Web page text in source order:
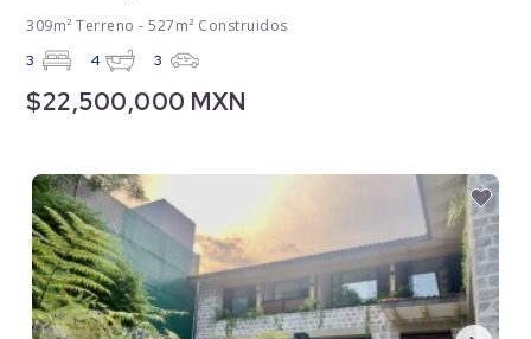
309m² Terreno - 527m² Construidos
3 4 3
$22,500,000 MXN